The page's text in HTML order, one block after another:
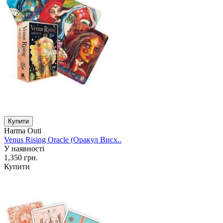
Harma Outi
Venus Rising Oracle (Оракул Висх..
У наявності
1,350 грн.
Купити